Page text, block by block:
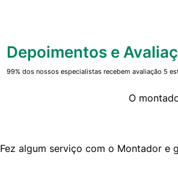
Depoimentos e
99% dos nossos especialistas recebem avaliação 5
O
Fez algum serviço com o Montador e